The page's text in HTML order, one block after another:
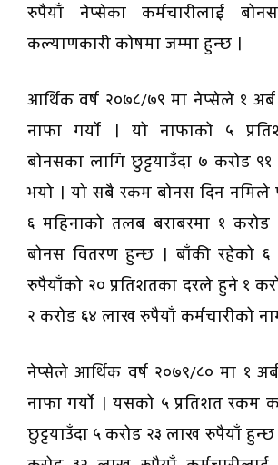
रुपैयाँ नेप्सेका कर्मचारीलाई
कल्याणकारी कोषमा जम्मा हुन्छ ।
आर्थिक वर्ष २०७८/७९ मा नेप्सेले १
नाफा गर्यो । यो नाफाको ५
बोनसका लागि छुट्टयाउँदा ७ करोड
भयो । यो सबै रकम बोनस दिन नमिले
६ महिनाको तलब बराबरमा १
बोनस वितरण हुन्छ । बाँकी रहेको
रुपैयाँको २० प्रतिशतका दरले हुने १
२ करोड ६४ लाख रुपैयाँ कर्मचारीको
नेप्सेले आर्थिक वर्ष २०७९/८० मा १
नाफा गर्यो । यसको ५ प्रतिशत रकम
छुट्टयाउँदा ५ करोड २३ लाख रुपैयाँ